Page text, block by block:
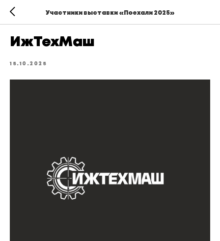
Участники выставки «Поехали 2025»
ИжТехМаш
15.10.2025